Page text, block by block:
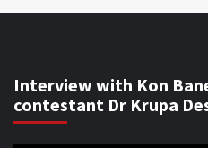
Interview with Kon
contestant Dr Krupa